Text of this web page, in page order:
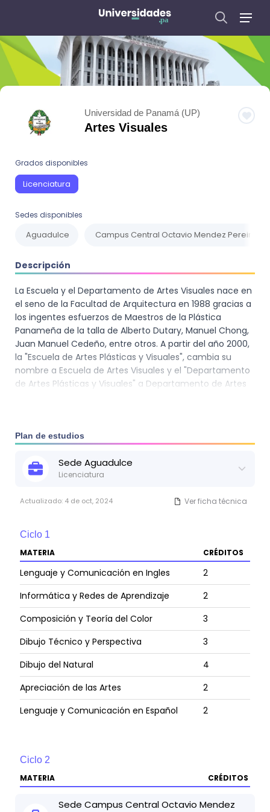
Universidad de Panamá (UP)
Artes Visuales
Grados disponibles
Licenciatura
Sedes disponibles
Aguadulce Campus Central Octavio Mendez Pereira
Descripción
La Escuela y el Departamento de Artes Visuales nace en
el seno de la Facultad de Arquitectura en 1988 gracias a
los ingentes esfuerzos de Maestros de la Plástica
Panameña de la talla de Alberto Dutary, Manuel Chong,
Juan Manuel Cedeño, entre otros. A partir del año 2000,
la "Escuela de Artes Plásticas y Visuales", cambia su
nombre a Escuela de Artes Visuales y el "Departamento
de Artes Plásticas y Visuales" a Departamento de Artes
área de énfasis. Ello conlleva la actualización de las
avances tecnológicos que en el área de las Artes
Visuales se desarrollan en la actualidad. Para el año 2014
Visuales con el Programa de Transformación
aprobó por unanimidad en Junta Departamental
carrera para Licenciatura en Artes Visuales.
Plan de estudios
Sede Aguadulce
Licenciatura
Actualizado: 4 de oct, 2024 Ver ficha técnica
Ciclo 1
MATERIA
CRÉDITOS
Lenguaje y Comunicación en Ingles
2
Informática y Redes de Aprendizaje
2
Composición y Teoría del Color
3
Dibujo Técnico y Perspectiva
3
Dibujo del Natural
4
Apreciación de las Artes
2
Lenguaje y Comunicación en Español
2
Ciclo 2
MATERIA
CRÉDITOS
Sede Campus Central Octavio Mendez